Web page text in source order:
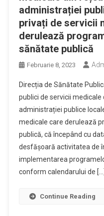
administrației
privați de servicii
derulează
sănătate publică
Februarie 8, 2023
Direcția de Sănătate
publici de servicii
administrației publice
medicale care derulează
publică, că începând cu
desfășoară activitatea de
implementarea
conform calendarului de […]
Continue Reading